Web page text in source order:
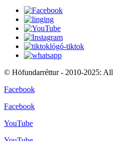
© Höfundarréttur - 2010-2025:
Facebook
Facebook
YouTube